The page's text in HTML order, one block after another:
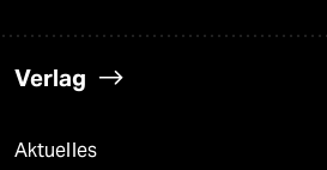
Verlag
Aktuelles